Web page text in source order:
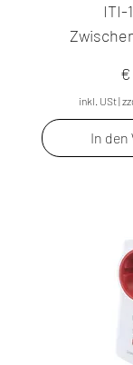
ITI-
€
inkl. USt|
In den